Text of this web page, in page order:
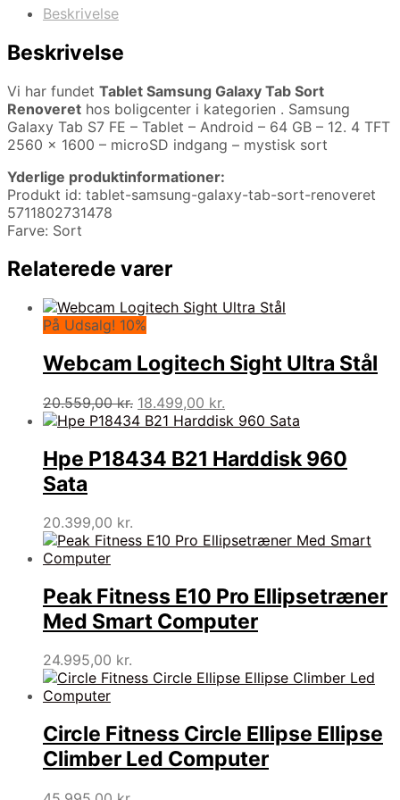
Beskrivelse
Beskrivelse
Vi har fundet Tablet Samsung Galaxy Tab Sort
Renoveret hos boligcenter i kategorien . Samsung
Galaxy Tab S7 FE – Tablet – Android – 64 GB – 12. 4 TFT
2560 x 1600 – microSD indgang – mystisk sort
Yderlige produktinformationer:
Produkt id: tablet-samsung-galaxy-tab-sort-renoveret
5711802731478
Farve: Sort
Relaterede varer
På Udsalg! 10%
Webcam Logitech Sight Ultra Stål
20.559,00kr. Den
oprindelige
var:
20.559,00 kr..
18.499,00 kr.
aktuelle
er:
18.499,00 kr..
Hpe P18434 B21 Harddisk 960
Sata
20.399,00 kr.
Peak Fitness E10 Pro Ellipsetræner
Med Smart Computer
24.995,00 kr.
Circle Fitness Circle Ellipse Ellipse
Climber Led Computer